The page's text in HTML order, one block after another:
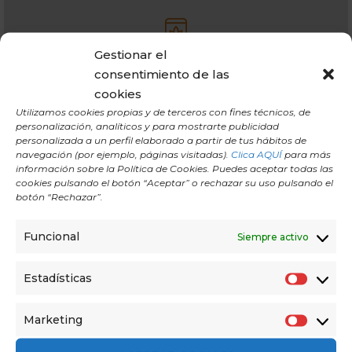
Gestionar el
consentimiento de las
cookies
Utilizamos cookies propias y de terceros con fines técnicos, de
personalización, analíticos y para mostrarte publicidad
personalizada a un perfil elaborado a partir de tus hábitos de
navegación (por ejemplo, páginas visitadas). Clica AQUÍpara más
información sobre la Política de Cookies. Puedes aceptar todas las
cookies pulsando el botón “Aceptar” o rechazar su uso pulsando el
botón “Rechazar”.
Funcional Siempre activo
Estadísticas
Marketing
Subscríbete a nuestra
newsletter
Recibe información sobre nuestras clases